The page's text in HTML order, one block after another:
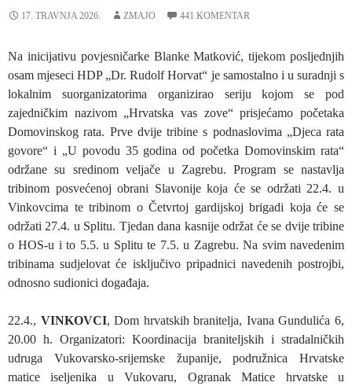
17. TRAVNJA 2026. ZMAJO 441 KOMENTAR
Na inicijativu povjesničarke Blanke Matković, tijekom posljednjih
osam mjeseci HDP „Dr. Rudolf Horvat“ je samostalno i u suradnji s
lokalnim suorganizatorima organizirao seriju kojom se pod
zajedničkim nazivom „Hrvatska vas zove“ prisjećamo početaka
Domovinskog rata. Prve dvije tribine s podnaslovima „Djeca rata
govore“ i „U povodu 35 godina od početka Domovinskim rata“
održane su sredinom veljače u Zagrebu. Program se nastavlja
tribinom posvećenoj obrani Slavonije koja će se održati 22.4. u
Vinkovcima te tribinom o Četvrtoj gardijskoj brigadi koja će se
održati 27.4. u Splitu. Tjedan dana kasnije održat će se dvije tribine
o HOS-u i to 5.5. u Splitu te 7.5. u Zagrebu. Na svim navedenim
tribinama sudjelovat će isključivo pripadnici navedenih postrojbi,
odnosno sudionici događaja.
22.4., VINKOVCI, Dom hrvatskih branitelja, Ivana Gundulića 6,
20.00 h. Organizatori: Koordinacija braniteljskih i stradalničkih
udruga Vukovarsko-srijemske županije, podružnica Hrvatske
matice iseljenika u Vukovaru, Ogranak Matice hrvatske u